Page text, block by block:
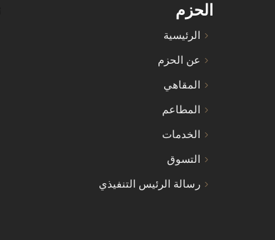
الحزم
الرئيسية
عن الحزم
المقاهي
المطاعم
الخدمات
التسوق
رسالة الرئيس التنفيذي